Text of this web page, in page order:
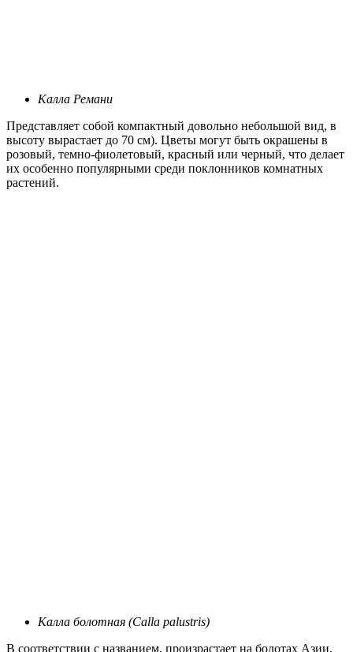
Калла Ремани
Представляет собой компактный довольно небольшой вид, в
высоту вырастает до 70 см). Цветы могут быть окрашены в
розовый, темно-фиолетовый, красный или черный, что делает
их особенно популярными среди поклонников комнатных
растений.
Калла болотная (Calla palustris)
В соответствии с названием, произрастает на болотах Азии,